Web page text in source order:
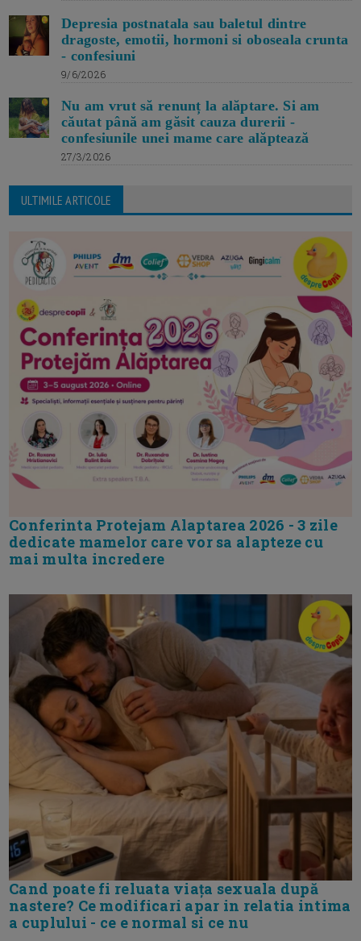
Depresia postnatala sau baletul dintre
dragoste, emotii, hormoni si oboseala crunta
- confesiuni
9/6/2026
Nu am vrut să renunț la alăptare. Si am
căutat până am găsit cauza durerii -
confesiunile unei mame care alăptează
27/3/2026
ULTIMILE ARTICOLE
Conferinta Protejam Alaptarea 2026 - 3 zile
dedicate mamelor care vor sa alapteze cu
mai multa incredere
Cand poate fi reluata viața sexuala după
nastere? Ce modificari apar in relatia intima
a cuplului - ce e normal si ce nu